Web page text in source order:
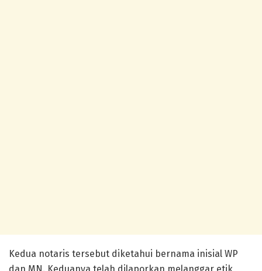
Kedua notaris tersebut diketahui bernama inisial WP